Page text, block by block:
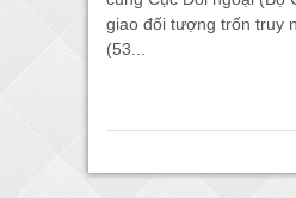
giao đối tượng trốn truy
(53...